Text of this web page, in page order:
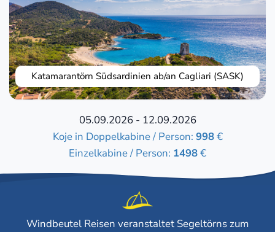
Katamarantörn Südsardinien ab/an Cagliari (SASK)
05.09.2026 - 12.09.2026
Koje in Doppelkabine / Person: 998€
Einzelkabine / Person: 1498€
Windbeutel Reisen veranstaltet Segeltörns zum